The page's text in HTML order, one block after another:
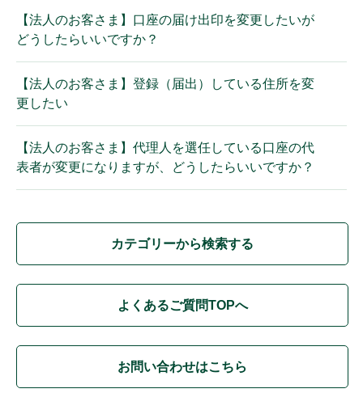
【法人のお客さま】口座の届け出印を変更したいが
どうしたらいいですか？
【法人のお客さま】登録（届出）している住所を変
更したい
【法人のお客さま】代理人を選任している口座の代
表者が変更になりますが、どうしたらいいですか？
カテゴリーから検索する
よくあるご質問TOPへ
お問い合わせはこちら